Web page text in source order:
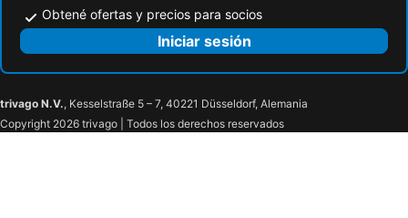
Obtené ofertas y precios para socios
Iniciar sesión
trivago N.V., Kesselstraße 5 – 7, 40221 Düsseldorf, Alemania
Copyright 2026 trivago | Todos los derechos reservados